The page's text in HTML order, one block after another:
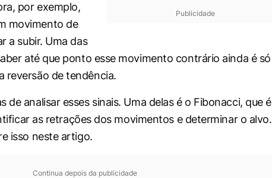
Publicidade
por exemplo,
movimento de
a subir. Uma das
até que ponto esse movimento contrário ainda é só
reversão de tendência.
de analisar esses sinais. Uma delas é o Fibonacci, que é
as retrações dos movimentos e determinar o alvo.
isso neste artigo.
Continua depois da publicidade